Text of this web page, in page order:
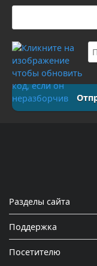
Разделы сайта
Поддержка
Посетителю